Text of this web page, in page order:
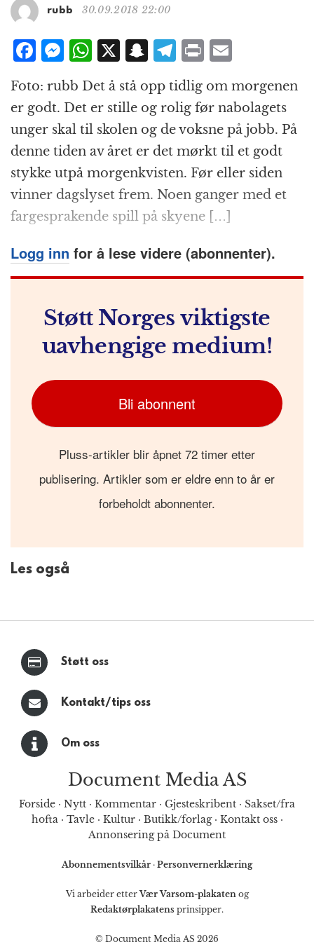
t
n
rubb 30.09.2018 22:00
F
c
e
b
o
o
k
M
e
ss
e
n
g
e
r
W
at
s
A
p
p
X S
a
p
c
h
at
T
el
e
g
r
a
m
P
n
t
ai
l
Foto: rubb Det å stå opp tidlig om morgenen
er godt. Det er stille og rolig før nabolagets
unger skal til skolen og de voksne på jobb. På
denne tiden av året er det mørkt til et godt
stykke utpå morgenkvisten. Før eller siden
vinner dagslyset frem. Noen ganger med et
fargesprakende spill på skyene […]
Logg inn for å lese videre (abonnenter).
Støtt Norges viktigste
uavhengige medium!
Bli abonnent
Pluss-artikler blir åpnet 72 timer etter
publisering. Artikler som er eldre enn to år er
forbeholdt abonnenter.
Les også
Støtt oss
Kontakt/tips oss
Om oss
Document Media AS
Forside · Nytt · Kommentar · Gjesteskribent · Sakset/fra
hofta· Tavle· Kultur· Butikk/forlag· Kontakt oss·
Annonsering på Document
Abonnementsvilkår · Personvernerklæring
Vi arbeider etterVær Varsom-plakatenog
Redaktørplakatens prinsipper.
© Document Media AS 2026